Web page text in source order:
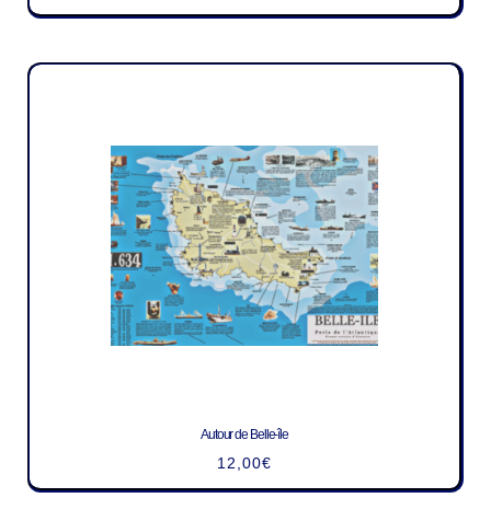
Autour de Belle-île
12,00€